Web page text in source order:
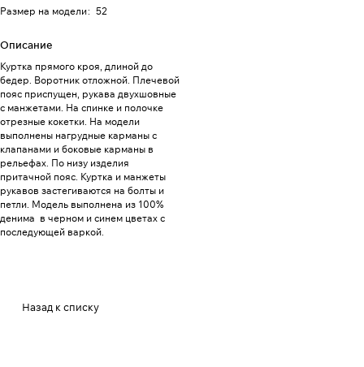
Размер на модели: 52
Описание
Куртка прямого кроя, длиной до
бедер. Воротник отложной. Плечевой
пояс приспущен, рукава двухшовные
с манжетами. На спинке и полочке
отрезные кокетки. На модели
выполнены нагрудные карманы с
клапанами и боковые карманы в
рельефах. По низу изделия
притачной пояс. Куртка и манжеты
рукавов застегиваются на болты и
петли. Модель выполнена из 100%
денима в черном и синем цветах с
последующей варкой.
Назад к списку